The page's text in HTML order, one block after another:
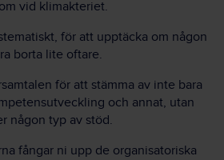
vid klimakteriet.
för att upptäcka om någon
borta lite oftare.
för att stämma av inte bara
och annat, utan
någon typ av stöd.
fångar ni upp de organisatoriska